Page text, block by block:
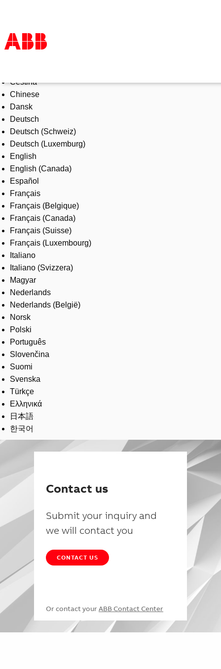
Products & Solutions
Industries
Services
About us
Where to buy
Contact us
Careers
Čeština
Chinese
Dansk
Deutsch
Deutsch (Schweiz)
Deutsch (Luxemburg)
English
English (Canada)
Español
Français
Français (Belgique)
Français (Canada)
Français (Suisse)
Français (Luxembourg)
Italiano
Italiano (Svizzera)
Magyar
Nederlands
Nederlands (België)
Norsk
Polski
Português
Slovenčina
Suomi
Svenska
Türkçe
Ελληνικά
日本語
한국어
Contact us
Submit your inquiry and
we will contact you
CONTACT US
Or contact your ABB Contact Center